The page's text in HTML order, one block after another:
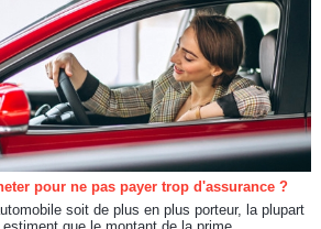
pour ne pas payer trop d'assurance ?
soit de plus en plus porteur, la plupart